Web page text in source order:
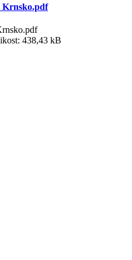
Krnsko.pdf
438,43 kB